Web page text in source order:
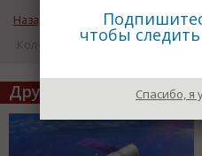
Назад к рубрике «ВАЖНЫЕ
Кол-во просмотров: 17039
Другие статьи по теме
чтобы
Спасибо, я